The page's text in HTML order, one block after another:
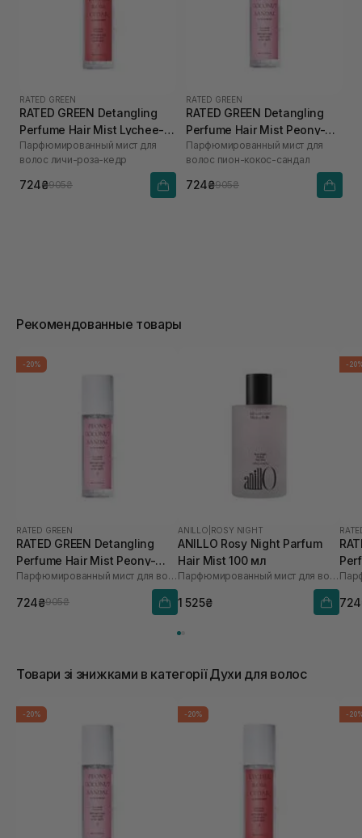
RATED GREEN
RATED GREEN Detangling
Perfume Hair Mist Lychee-
Rose-Cedar 80 мл
Парфюмированный мист для
волос личи-роза-кедр
724₴905₴
RATED GREEN
RATED GREEN Detangling
Perfume Hair Mist Peony-
Coconut-Sandal
Парфюмированный мист для
волос пион-кокос-сандал
724₴905₴
Рекомендованные товары
-20%
RATED GREEN
RATED GREEN Detangling
Perfume Hair Mist Peony-
Coconut-Sandal
Парфюмированный мист для волос пион-кокос-сандал
724₴905₴
ANILLO ROSY NIGHT
ANILLO Rosy Night Parfum
Hair Mist 100 мл
Парфюмированный мист для волос
1 525₴
-
Товари зі знижками в категорії Духи для волос
-20% -20% -